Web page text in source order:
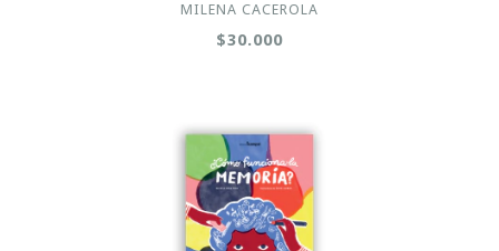
MILENA CACEROLA
$30.000